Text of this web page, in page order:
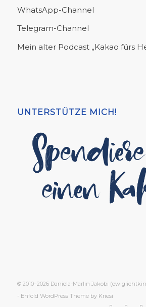
WhatsApp-Channel
Telegram-Channel
Mein alter Podcast „Kakao fürs
UNTERSTÜTZE MICH!
© 2010–2026 Daniela-Marlin Jakobi
- Enfold WordPress Theme by Kriesi